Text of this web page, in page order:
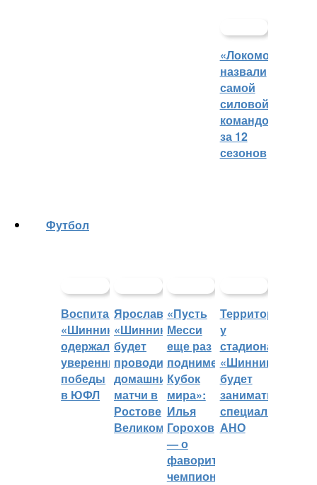
«Локомотив»
назвали
самой
силовой
командой
за 12
сезонов
Футбол
Воспитанники
«Шинника»
одержали
уверенные
победы
в ЮФЛ
Ярославский
«Шинник»
будет
проводить
домашние
матчи в
Ростове
Великом
«Пусть
Месси
еще раз
поднимет
Кубок
мира»:
Илья
Горохов
— о
фаворитах
чемпионата
Территорией
у
стадиона
«Шинник»
будет
заниматься
специальное
АНО